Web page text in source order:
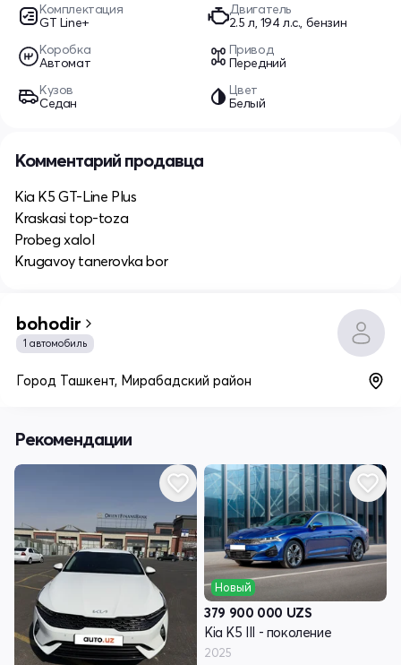
Комплектация
GT Line+
Двигатель
2.5 л, 194 л.с., бензин
Коробка
Автомат
Привод
Передний
Кузов
Седан
Цвет
Белый
Комментарий продавца
Kia K5 GT-Line Plus
Kraskasi top-toza
Probeg xalol
Krugavoy tanerovka bor
bohodir
1 автомобиль
Город Ташкент, Мирабадский район
Рекомендации
Новый
379 900 000 UZS
Kia K5 III - поколение
2025